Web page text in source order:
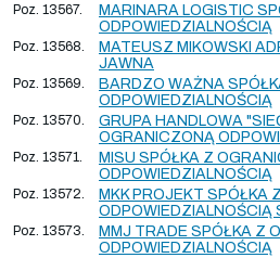
Poz. 13567.
MARINARA LOGISTIC
ODPOWIEDZIALNOŚCIĄ
Poz. 13568.
MATEUSZ MIKOWSKI
JAWNA
Poz. 13569.
BARDZO WAŻNA
ODPOWIEDZIALNOŚCIĄ
Poz. 13570.
GRUPA HANDLOWA
OGRANICZONĄ
Poz. 13571.
MISU SPÓŁKA Z
ODPOWIEDZIALNOŚCIĄ
Poz. 13572.
MKK PROJEKT SPÓŁKA
ODPOWIEDZIALNOŚCIĄ
Poz. 13573.
MMJ TRADE SPÓŁKA Z
ODPOWIEDZIALNOŚCIĄ